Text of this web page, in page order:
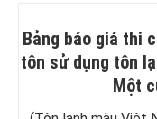
Bảng báo giá thi
tôn sử dụng tôn
Một